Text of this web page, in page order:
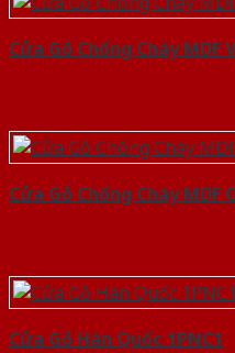
Cửa Gỗ Chống Cháy MDF
Cửa Gỗ Chống Cháy MDF
Cửa Gỗ Hàn Quốc 1PNC1